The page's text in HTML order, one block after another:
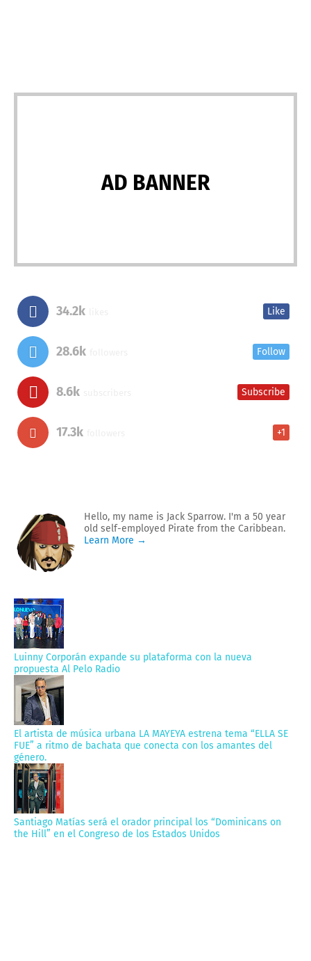
AD BANNER
34.2k Like
28.6k Follow
8.6k Subscribe
17.3k +1
Hello, my name is Jack Sparrow. I'm a 50 year
old self-employed Pirate from the Caribbean.
Learn More →
Luinny Corporán expande su plataforma con la nueva
propuesta Al Pelo Radio
El artista de música urbana LA MAYEYA estrena tema “ELLA SE
FUE” a ritmo de bachata que conecta con los amantes del
género.
Santiago Matías será el orador principal los “Dominicans on
the Hill” en el Congreso de los Estados Unidos